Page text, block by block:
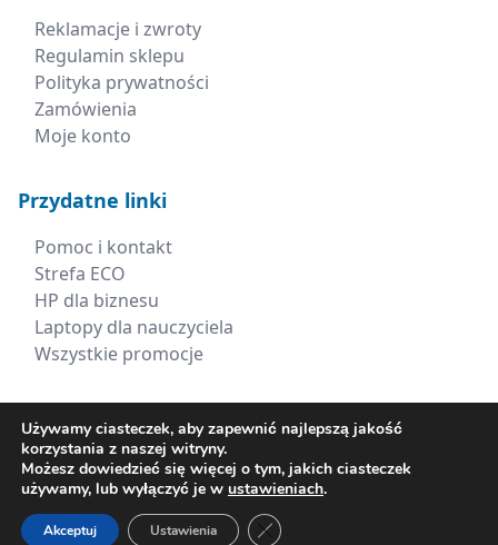
Reklamacje i zwroty
Regulamin sklepu
Polityka prywatności
Zamówienia
Moje konto
Przydatne linki
Pomoc i kontakt
Strefa ECO
HP dla biznesu
Laptopy dla nauczyciela
Wszystkie promocje
Kontakt
+48 660 538 617
sklep@xerima.com.pl
Używamy ciasteczek, aby zapewnić najlepszą jakość
korzystania z naszej witryny.
Możesz dowiedzieć się więcej o tym, jakich ciasteczek
używamy, lub wyłączyć je w ustawieniach.
Akceptuj Ustawienia Zamknij panel powiadomień o